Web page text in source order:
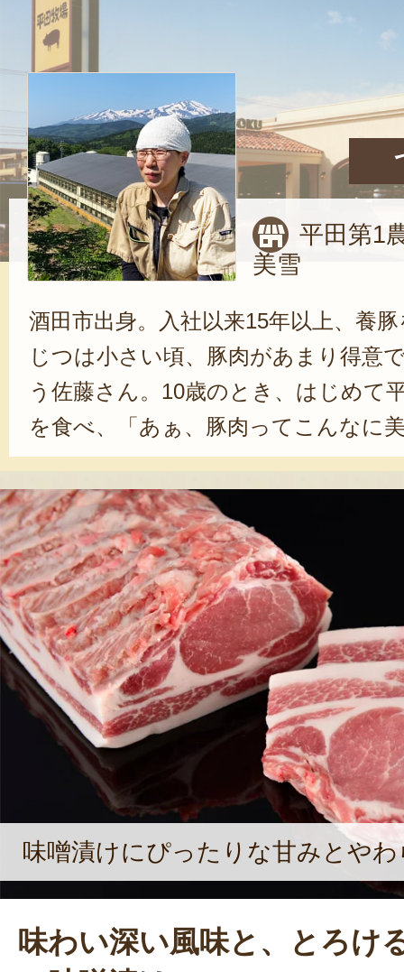
平田第1
美雪
酒田市出身。入社以来15年以上、養
じつは小さい頃、豚肉があまり得意
う佐藤さん。10歳のとき、はじめて
を食べ、「あぁ、豚肉ってこんなに
と感動。その頃から、平田牧場で働
たという。大切にしているのは、「
る」という感覚。「山形は寒暖差が
態も目まぐるしく変わります。しっ
に気遣ってあげることが大事です。
という決めつけは絶対にできないで
田牧場で一番好きな商品は「冷凍ハ
ろん、ほかにも好きな商品がいっぱ
す笑顔からは、ほんとうに平田牧場
と感じた。
味噌漬けにぴったりな甘みとや
味わい深い風味と、とろけ